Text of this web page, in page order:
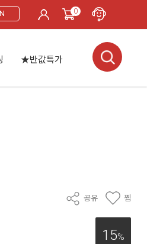
0
★반값특가
공유 찜
15%